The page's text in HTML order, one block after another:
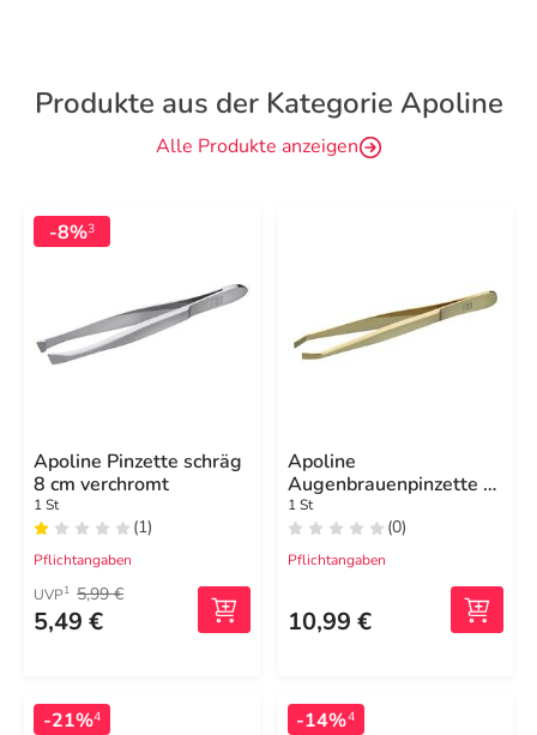
Produkte aus der Kategorie Apoline
Alle Produkte anzeigen
-8%3
Apoline Pinzette schräg
8 cm verchromt
1 St
(1)
Pflichtangaben
UVP1 5,99 €
5,49 €
Apoline
Augenbrauenpinzette 9
cm vergoldet
1 St
(0)
Pflichtangaben
10,99 €
-21%4 -14%4